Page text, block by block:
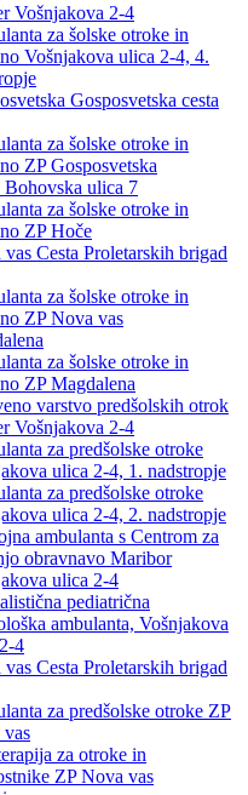
Vošnjakova 2-4
za šolske otroke in
Vošnjakova ulica 2-4, 4.
Gosposvetska cesta
za šolske otroke in
ZP Gosposvetska
Bohovska ulica 7
za šolske otroke in
ZP Hoče
Cesta Proletarskih brigad
za šolske otroke in
ZP Nova vas
za šolske otroke in
ZP Magdalena
varstvo predšolskih otrok
Vošnjakova 2-4
za predšolske otroke
ulica 2-4, 1. nadstropje
za predšolske otroke
ulica 2-4, 2. nadstropje
ambulanta s Centrom za
obravnavo Maribor
ulica 2-4
pediatrična
ambulanta, Vošnjakova
4
Cesta Proletarskih brigad
za predšolske otroke ZP
za otroke in
ZP Nova vas